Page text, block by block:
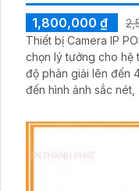
1,800,000 ₫
Thiết bị Camera IP
chọn lý tưởng cho hệ
độ phân giải lên đến
đến hình ảnh sắc
30m giúp quan sát